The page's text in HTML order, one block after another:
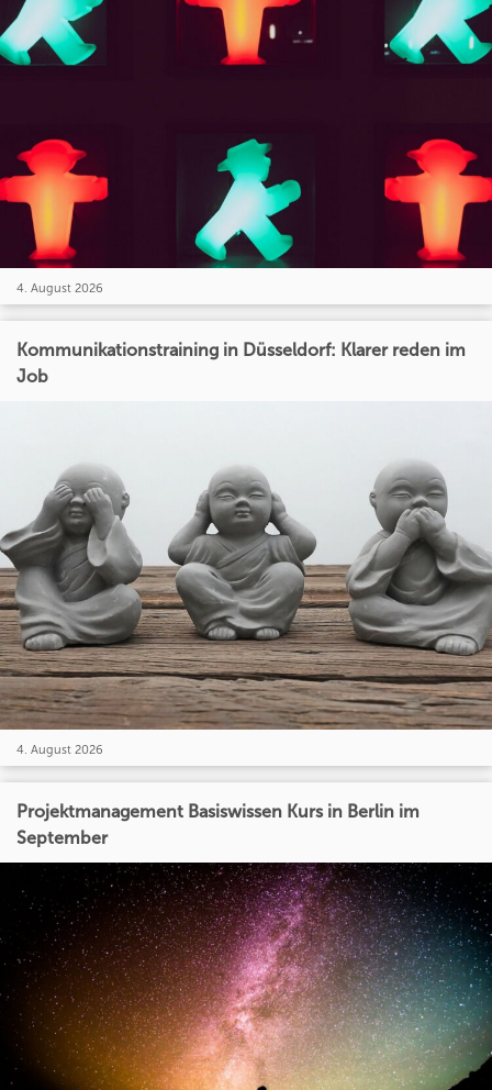
4. August 2026
Kommunikationstraining in Düsseldorf: Klarer reden im
Job
4. August 2026
Projektmanagement Basiswissen Kurs in Berlin im
September